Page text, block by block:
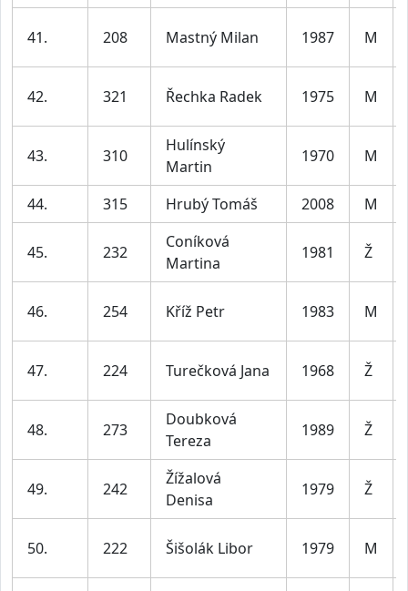
41. 208 Mastný Milan 1987 M
42. 321 Řechka Radek 1975 M
43. 310
Hulínský
Martin
1970 M
44. 315 Hrubý Tomáš 2008 M
45. 232
Coníková
Martina
1981 Ž
46. 254 Kříž Petr 1983 M
47. 224 Turečková Jana 1968 Ž
48. 273
Doubková
Tereza
1989 Ž
49. 242
Žížalová
Denisa
1979 Ž
50. 222 Šišolák Libor 1979 M